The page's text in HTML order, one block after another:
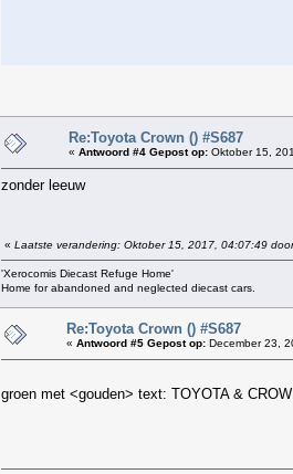
Re:Toyota Crown () #S687
« Antwoord #4 Gepost op: Oktober 15,
zonder leeuw
« Laatste verandering: Oktober 15, 2017, 04:07:49
'Xerocomis Diecast Refuge Home'
Home for abandoned and neglected diecast cars.
Re:Toyota Crown () #S687
« Antwoord #5 Gepost op: December 23,
groen met <gouden> text: TOYOTA &